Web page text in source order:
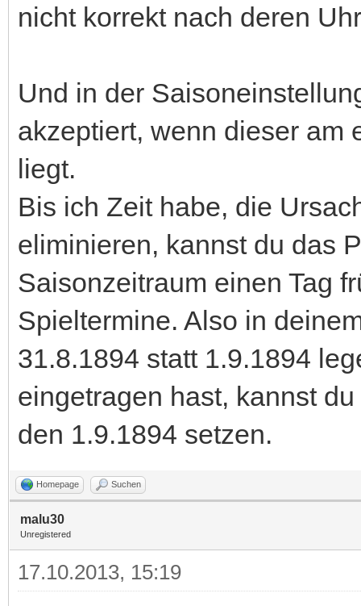
nicht korrekt nach deren
Und in der
akzeptiert, wenn dieser am
liegt.
Bis ich Zeit habe, die
eliminieren, kannst du das
Saisonzeitraum einen Tag
Spieltermine. Also in
31.8.1894 statt 1.9.1894
eingetragen hast, kannst
den 1.9.1894 setzen.
Homepage Suchen
malu30
Unregistered
17.10.2013, 15:19